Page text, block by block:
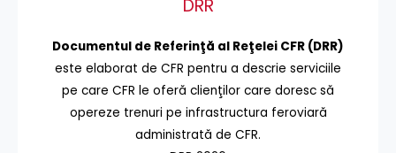
DRR
Documentul de Referinţă al Reţelei CFR (DRR)
este elaborat de CFR pentru a descrie serviciile
pe care CFR le oferă clienţilor care doresc să
opereze trenuri pe infrastructura feroviară
administrată de CFR.